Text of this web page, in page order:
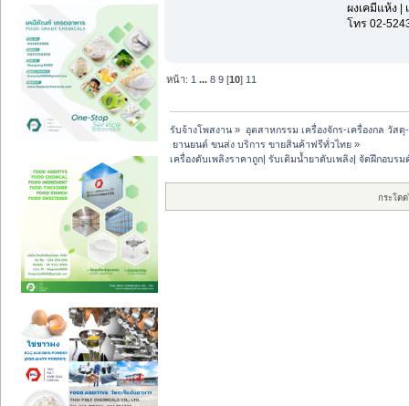
ผงเคมีแห้ง |
โทร 02-
หน้า: 1 ...8 9 [10] 11
รับจ้างโพสงาน » อุตสาหกรรม เครื่องจักร-เครื่องกล วัส
ยานยนต์ ขนส่ง บริการ ขายสินค้าฟรีทั่วไทย »
เครื่องดับเพลิงราคาถูก| รับเติมน้ำยาดับเพลิง| จัดฝึกอบร
กระโด